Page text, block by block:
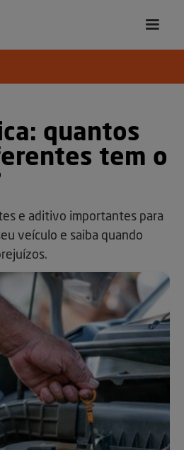
quantos
tem o
e aditivo importantes para
veículo e saiba quando